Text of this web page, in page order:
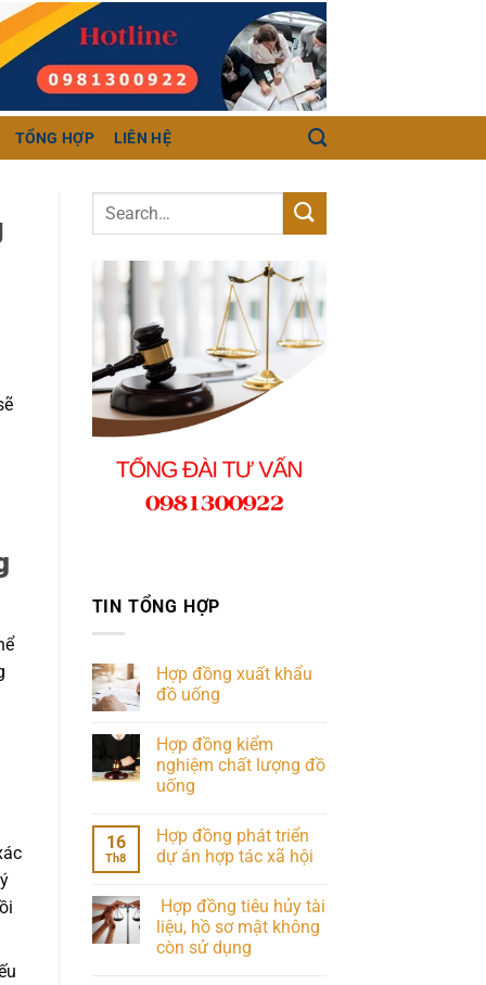
TỔNG HỢP LIÊN HỆ
TIN TỔNG HỢP
Hợp đồng xuất khẩu
đồ uống
Hợp đồng kiểm
nghiệm chất lượng đồ
uống
16
Th8
Hợp đồng phát triển
dự án hợp tác xã hội
Hợp đồng tiêu hủy tài
liệu, hồ sơ mật không
còn sử dụng